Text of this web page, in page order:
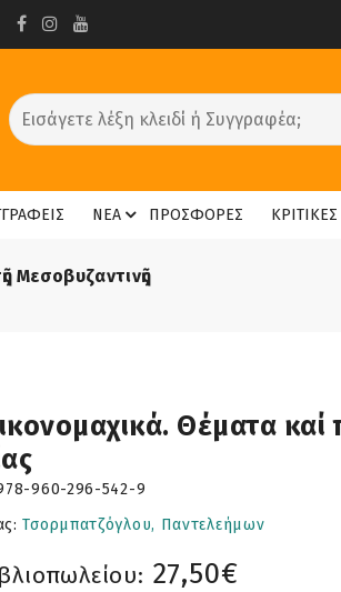
ΝΕΑ ΠΡΟΣΦΟΡΕΣ ΚΡΙΤΙΚΕΣ
Μεσοβυζαντινῆς
Θέματα
960-296-542-9
Τσορμπατζόγλου, Παντελεήμων
27,50€